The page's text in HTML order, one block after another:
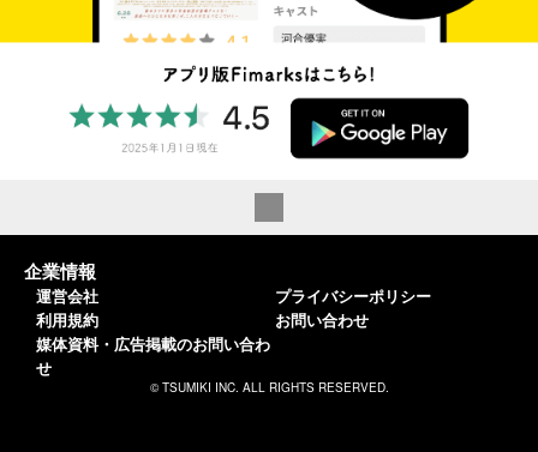
企業情報
運営会社
利用規約
媒体資料・広告掲載のお問い合わ
せ
プライバシーポリシー
お問い合わせ
© TSUMIKI INC. ALL RIGHTS RESERVED.